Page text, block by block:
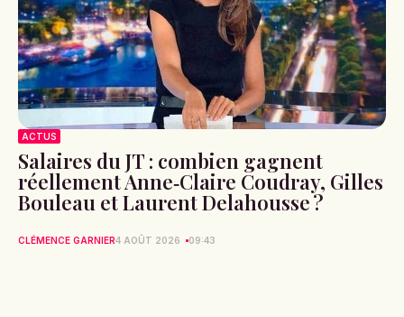
ACTUS
Salaires du JT : combien gagnent
réellement Anne‑Claire Coudray, Gilles
Bouleau et Laurent Delahousse ?
CLÉMENCE GARNIER4 AOÛT 2026 09:43